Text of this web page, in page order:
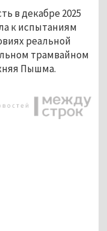
в декабре 2025
к испытаниям
реальной
трамвайном
Пышма.